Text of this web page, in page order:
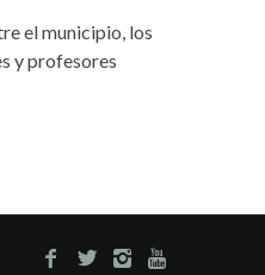
el municipio, los
y profesores